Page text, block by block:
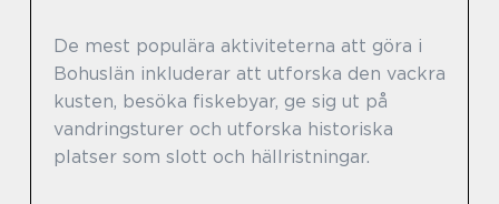
De mest populära aktiviteterna att göra i
Bohuslän inkluderar att utforska den vackra
kusten, besöka fiskebyar, ge sig ut på
vandringsturer och utforska historiska
platser som slott och hällristningar.